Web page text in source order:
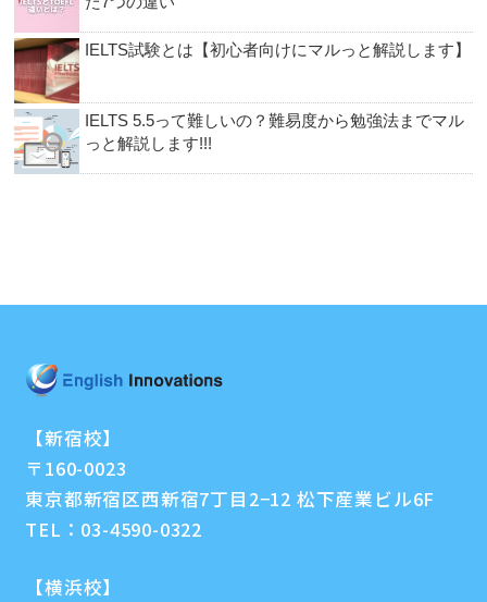
IELTS試験とは【初心者向けにマルっと解説します】
IELTS 5.5って難しいの？難易度から勉強法までマル
っと解説します!!!
【新宿校】
〒160-0023
東京都新宿区西新宿7丁目2−12 松下産業ビル6F
TEL： 03-4590-0322
【横浜校】